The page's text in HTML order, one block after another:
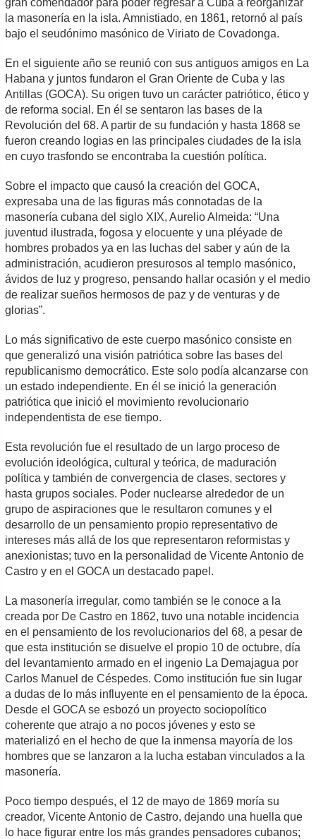
la masonería en la isla. Amnistiado, en 1861, retornó al país
bajo el seudónimo masónico de Viriato de Covadonga.
En el siguiente año se reunió con sus antiguos amigos en La
Habana y juntos fundaron el Gran Oriente de Cuba y las
Antillas (GOCA). Su origen tuvo un carácter patriótico, ético y
de reforma social. En él se sentaron las bases de la
Revolución del 68. A partir de su fundación y hasta 1868 se
fueron creando logias en las principales ciudades de la isla
en cuyo trasfondo se encontraba la cuestión política.
Sobre el impacto que causó la creación del GOCA,
expresaba una de las figuras más connotadas de la
masonería cubana del siglo XIX, Aurelio Almeida: “Una
juventud ilustrada, fogosa y elocuente y una pléyade de
hombres probados ya en las luchas del saber y aún de la
administración, acudieron presurosos al templo masónico,
ávidos de luz y progreso, pensando hallar ocasión y el medio
de realizar sueños hermosos de paz y de venturas y de
glorias”.
Lo más significativo de este cuerpo masónico consiste en
que generalizó una visión patriótica sobre las bases del
republicanismo democrático. Este solo podía alcanzarse con
un estado independiente. En él se inició la generación
patriótica que inició el movimiento revolucionario
independentista de ese tiempo.
Esta revolución fue el resultado de un largo proceso de
evolución ideológica, cultural y teórica, de maduración
política y también de convergencia de clases, sectores y
hasta grupos sociales. Poder nuclearse alrededor de un
grupo de aspiraciones que le resultaron comunes y el
desarrollo de un pensamiento propio representativo de
intereses más allá de los que representaron reformistas y
anexionistas; tuvo en la personalidad de Vicente Antonio de
Castro y en el GOCA un destacado papel.
La masonería irregular, como también se le conoce a la
creada por De Castro en 1862, tuvo una notable incidencia
en el pensamiento de los revolucionarios del 68, a pesar de
que esta institución se disuelve el propio 10 de octubre, día
del levantamiento armado en el ingenio La Demajagua por
Carlos Manuel de Céspedes. Como institución fue sin lugar
a dudas de lo más influyente en el pensamiento de la época.
Desde el GOCA se esbozó un proyecto sociopolítico
coherente que atrajo a no pocos jóvenes y esto se
materializó en el hecho de que la inmensa mayoría de los
hombres que se lanzaron a la lucha estaban vinculados a la
masonería.
Poco tiempo después, el 12 de mayo de 1869 moría su
creador, Vicente Antonio de Castro, dejando una huella que
lo hace figurar entre los más grandes pensadores cubanos;